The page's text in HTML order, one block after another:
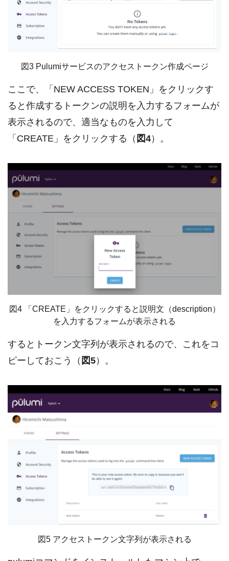
図3 Pulumiサービスのアクセストークン作成ページ
ここで、「NEW ACCESS TOKEN」をクリックす
ると作成するトークンの説明を入力するフォームが
表示されるので、適当なものを入力して
「CREATE」をクリックする（ 図4）。
図4 「CREATE」をクリックすると説明文（description）
を入力するフォームが表示される
するとトークン文字列が表示されるので、これをコ
ピーしておこう（ 図5）。
図5 アクセストークン文字列が表示される